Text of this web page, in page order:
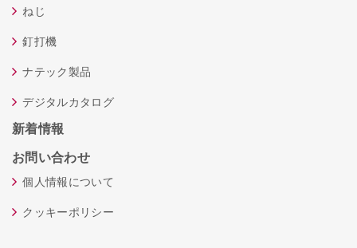
ねじ
釘打機
ナテック製品
デジタルカタログ
新着情報
お問い合わせ
個人情報について
クッキーポリシー